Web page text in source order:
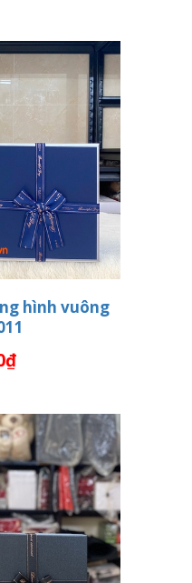
HÀNG
hình vuông